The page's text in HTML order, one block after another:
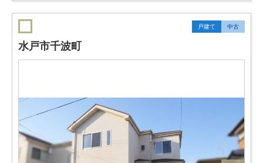
戸建て 中古
水戸市千波町